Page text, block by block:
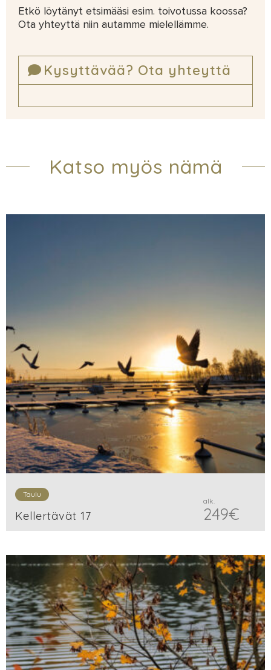
Etkö löytänyt etsimääsi esim. toivotussa koossa?
Ota yhteyttä niin autamme mielellämme.
Kysyttävää? Ota yhteyttä
Katso myös nämä
Taulu
Kellertävät 17
alk.
249€